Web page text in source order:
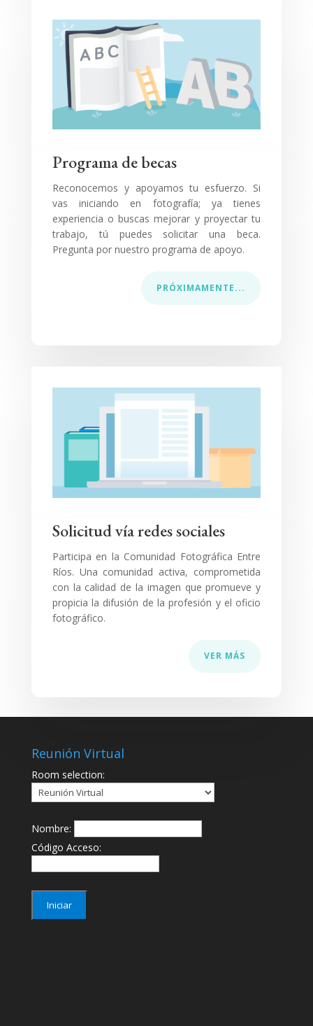
Programa de becas
Reconocemos y apoyamos tu esfuerzo. Si
vas iniciando en fotografía; ya tienes
experiencia o buscas mejorar y proyectar tu
trabajo, tú puedes solicitar una beca.
Pregunta por nuestro programa de apoyo.
PRÓXIMAMENTE...
Solicitud vía redes sociales
Participa en la Comunidad Fotográfica Entre
Ríos. Una comunidad activa, comprometida
con la calidad de la imagen que promueve y
propicia la difusión de la profesión y el oficio
fotográfico.
VER MÁS
Reunión Virtual
Room selection:
Nombre:
Código Acceso: